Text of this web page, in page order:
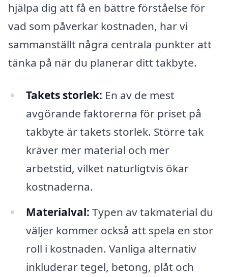
hjälpa dig att få en bättre förståelse för
vad som påverkar kostnaden, har vi
sammanställt några centrala punkter att
tänka på när du planerar ditt takbyte.
Takets storlek: En av de mest
avgörande faktorerna för priset på
takbyte är takets storlek. Större tak
kräver mer material och mer
arbetstid, vilket naturligtvis ökar
kostnaderna.
Materialval: Typen av takmaterial du
väljer kommer också att spela en stor
roll i kostnaden. Vanliga alternativ
inkluderar tegel, betong, plåt och